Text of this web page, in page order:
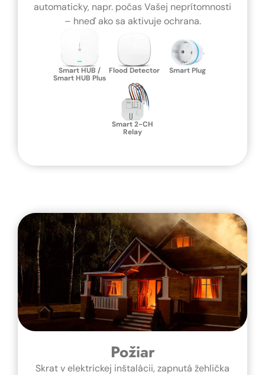
automaticky, napr. počas Vašej neprítomnosti
– hneď ako sa aktivuje ochrana.
Smart HUB /
Smart HUB Plus
Flood Detector Smart Plug
Smart 2-CH
Relay
Požiar
Skrat v elektrickej inštalácii, zapnutá žehlička